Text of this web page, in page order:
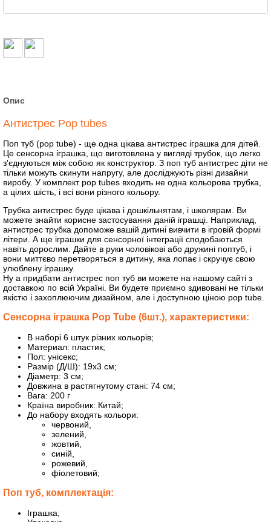
Опис
Антистрес Pop tubes
Поп туб (pop tube) - ще одна цікава антистрес іграшка для дітей.
Це сенсорна іграшка, що виготовлена ​​у вигляді трубок, що легко
з'єднуються між собою як конструктор. З поп туб антистрес діти не
тільки можуть скинути напругу, але досліджують різні дизайни
виробу. У комплект pop tubes входить не одна кольорова трубка,
а цілих шість, і всі вони різного кольору.
Трубка антистрес буде цікава і дошкільнятам, і школярам. Ви
можете знайти корисне застосування даній іграшці. Наприклад,
антистрес трубка допоможе вашій дитині вивчити в ігровій формі
літери. А ще іграшки для сенсорної інтеграції сподобаються
навіть дорослим. Дайте в руки чоловікові або дружині поптуб, і
вони миттєво перетворяться в дитину, яка лопає і скручує свою
улюблену іграшку.
Ну а придбати антистрес поп туб ви можете на нашому сайті з
доставкою по всій Україні. Ви будете приємно здивовані не тільки
якістю і захоплюючим дизайном, але і доступною ціною pop tube.
Сенсорна іграшка Pop Tube (6шт.), характеристики:
В наборі 6 штук різних кольорів;
Материал: пластик;
Пол: унісекс;
Размір (Д/Ш): 19х3 см;
Діаметр: 3 см;
Довжина в растягнутому стані: 74 см;
Вага: 200 г
Країна виробник: Китай;
До набору входять кольори:
червоний,
зелений,
жовтий,
синій,
рожевий,
фіолетовий;
Поп туб, комплектація:
Іграшка;